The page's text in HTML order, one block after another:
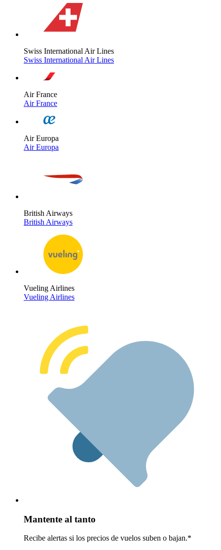
Swiss International Air Lines
Swiss International Air Lines
Air France
Air France
Air Europa
Air Europa
British Airways
British Airways
Vueling Airlines
Vueling Airlines
Mantente al tanto
Recibe alertas si los precios de vuelos suben o bajan.*